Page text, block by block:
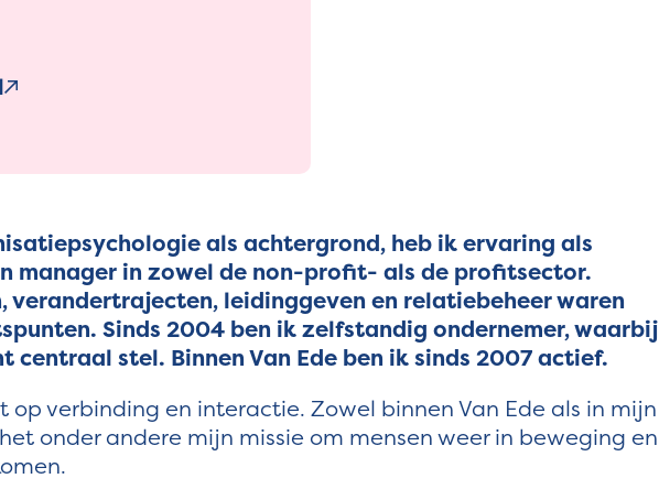
als achtergrond, heb ik ervaring als
manager in zowel de non-profit- als de profitsector.
verandertrajecten, leidinggeven en relatiebeheer waren
Sinds 2004 ben ik zelfstandig ondernemer, waarbij
centraal stel. Binnen Van Ede ben ik sinds 2007 actief.
op verbinding en interactie. Zowel binnen Van Ede als in mijn
onder andere mijn missie om mensen weer in beweging en